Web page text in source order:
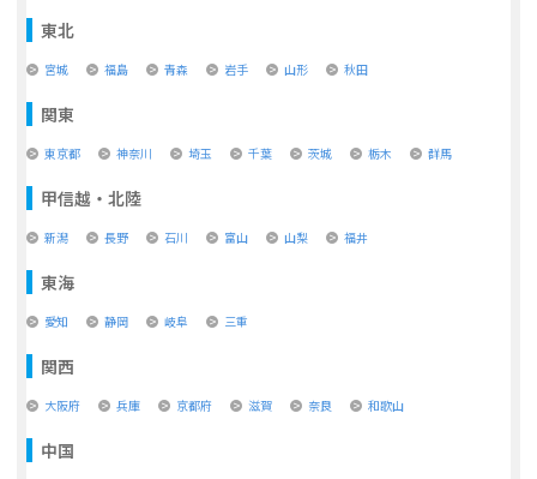
東北
宮城 福島 青森 岩手 山形 秋田
関東
東京都 神奈川 埼玉 千葉 茨城 栃木 群馬
甲信越・北陸
新潟 長野 石川 富山 山梨 福井
東海
愛知 静岡 岐阜 三重
関西
大阪府 兵庫 京都府 滋賀 奈良 和歌山
中国